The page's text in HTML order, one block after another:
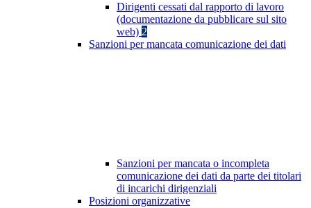
Dirigenti cessati dal rapporto di lavoro
(documentazione da pubblicare sul sito
web) 2
Sanzioni per mancata comunicazione dei dati
Sanzioni per mancata o incompleta
comunicazione dei dati da parte dei titolari
di incarichi dirigenziali
Posizioni organizzative